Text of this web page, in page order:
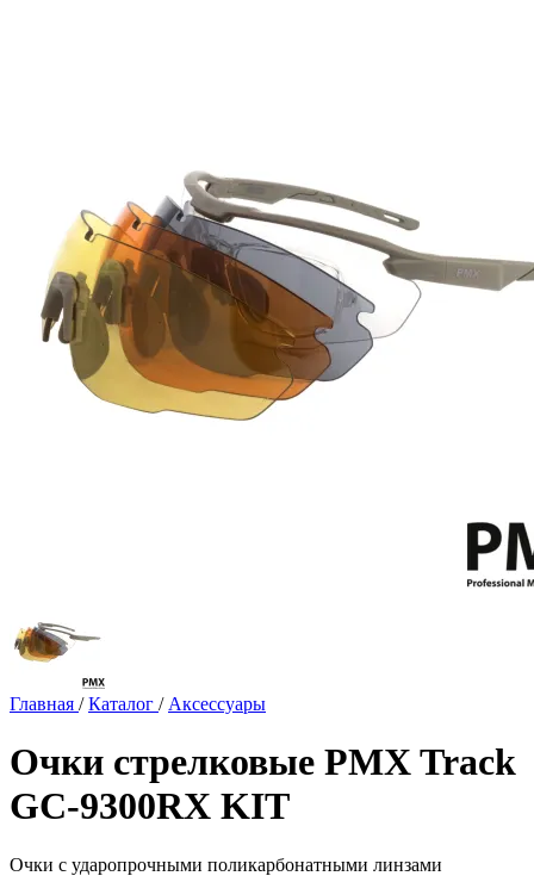
Главная / Каталог / Аксессуары
Очки стрелковые PMX Track
GC-9300RX KIT
Очки с ударопрочными поликарбонатными линзами